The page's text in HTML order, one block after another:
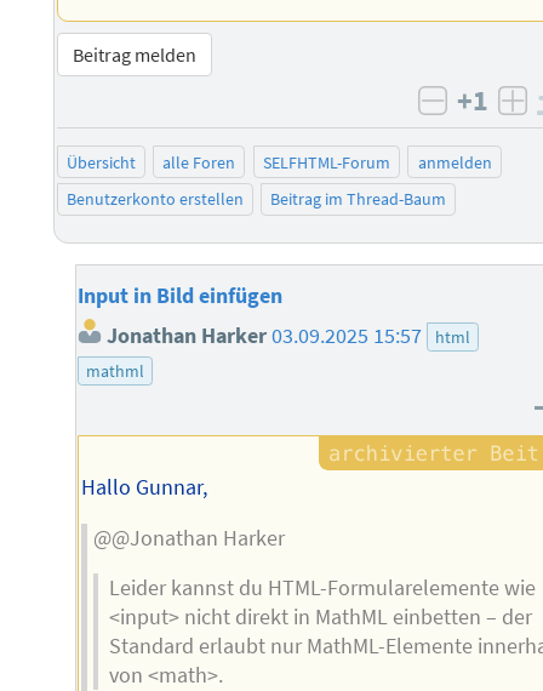
Beitrag melden
negativ
+1
Übersicht alle Foren SELFHTML-Forum
anmelden
Benutzerkonto erstellen
Beitrag im Thread-Baum
Input in Bild einfügen
Jonathan Harker03.09.2025 15:57
html
mathml
Hallo Gunnar,
@@Jonathan Harker
Leider kannst du HTML-Formularelemente wie
<input> nicht direkt in MathML einbetten – der
Standard erlaubt nur MathML-Elemente
von <math>.